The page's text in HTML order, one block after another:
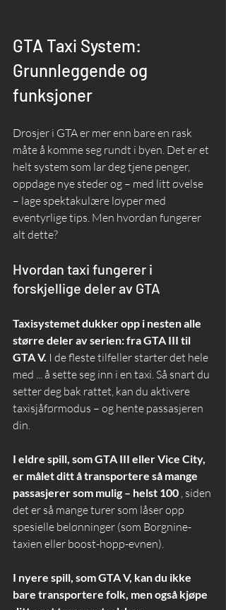
GTA Taxi System:
Grunnleggende og
funksjoner
Drosjer i GTA er mer enn bare en rask
måte å komme seg rundt i byen. Det er et
helt system som lar deg tjene penger,
oppdage nye steder og – med litt øvelse
– lage spektakulære løyper med
eventyrlige tips. Men hvordan fungerer
alt dette?
Hvordan taxi fungerer i
forskjellige deler av GTA
Taxisystemet dukker opp i nesten alle
større deler av serien: fra GTA III til
GTA V. I de fleste tilfeller starter det hele
med ... å sette seg inn i en taxi. Så snart du
setter deg bak rattet, kan du aktivere
taxisjåførmodus – og hente passasjeren
din.
I eldre spill, som GTA III eller Vice City,
er målet ditt å transportere så mange
passasjerer som mulig – helst 100 , siden
det er så mange turer som låser opp
spesielle belønninger (som Borgnine-
taxien eller boost-hopp-evnen).
I nyere spill, som GTA V, kan du ikke
bare transportere folk, men også kjøpe